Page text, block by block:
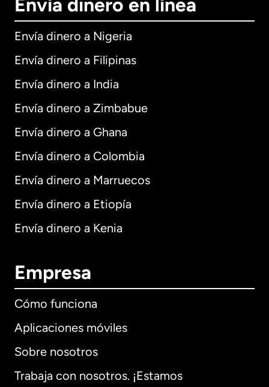
Envía dinero en línea
Envía dinero a Nigeria
Envía dinero a Filipinas
Envía dinero a India
Envía dinero a Zimbabue
Envía dinero a Ghana
Envía dinero a Colombia
Envía dinero a Marruecos
Envía dinero a Etiopía
Envía dinero a Kenia
Empresa
Cómo funciona
Aplicaciones móviles
Sobre nosotros
Trabaja con nosotros. ¡Estamos